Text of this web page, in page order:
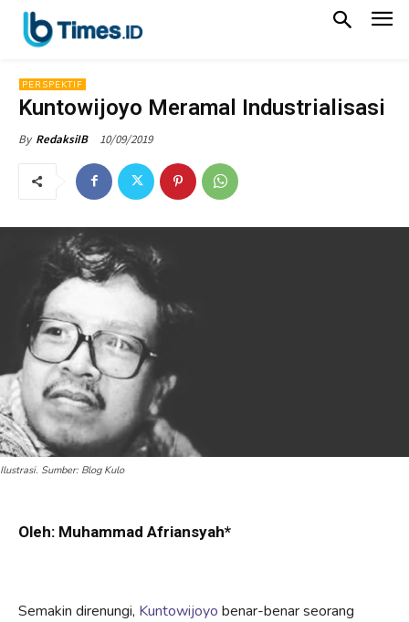
PERSPEKTIF
Kuntowijoyo Meramal Industrialisasi
By RedaksiIB 10/09/2019
Ilustrasi. Sumber: Blog Kulo
Oleh: Muhammad Afriansyah*
Semakin direnungi, Kuntowijoyo benar-benar seorang